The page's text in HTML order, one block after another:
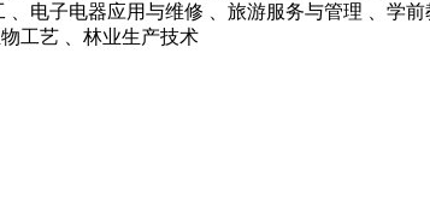
、电子电器应用与维修 、旅游服务与管理 、学
工艺 、林业生产技术